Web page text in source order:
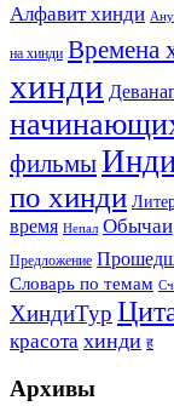
Алфавит хинди
на хинди Времена
хинди
фильмы
по хинди
время Непал Обычаи
Предложение
Словарь по темам
ХиндиТур
красота хинди ह
Архивы